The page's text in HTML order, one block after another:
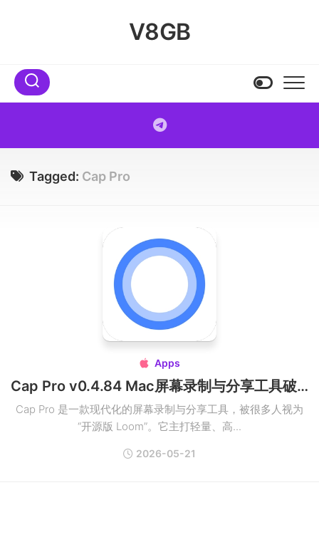
V8GB
Tagged: Cap Pro
 Apps
Cap Pro v0.4.84 Mac屏幕录制与分享工具破解版
Cap Pro 是一款现代化的屏幕录制与分享工具，被很多人视为
“开源版 Loom”。它主打轻量、高...
2026-05-21